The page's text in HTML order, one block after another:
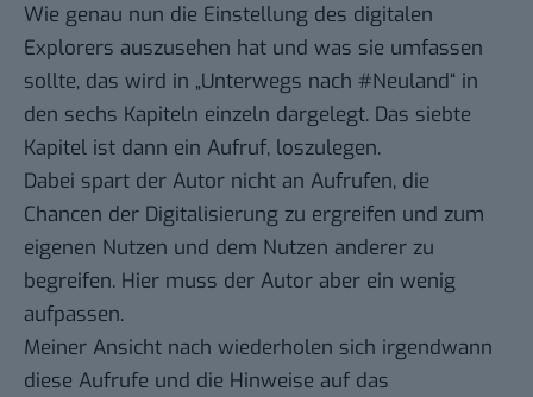
Wie genau nun die Einstellung des digitalen
Explorers auszusehen hat und was sie umfassen
sollte, das wird in „Unterwegs nach #Neuland“ in
den sechs Kapiteln einzeln dargelegt. Das siebte
Kapitel ist dann ein Aufruf, loszulegen.
Dabei spart der Autor nicht an Aufrufen, die
Chancen der Digitalisierung zu ergreifen und zum
eigenen Nutzen und dem Nutzen anderer zu
begreifen. Hier muss der Autor aber ein wenig
aufpassen.
Meiner Ansicht nach wiederholen sich irgendwann
diese Aufrufe und die Hinweise auf das